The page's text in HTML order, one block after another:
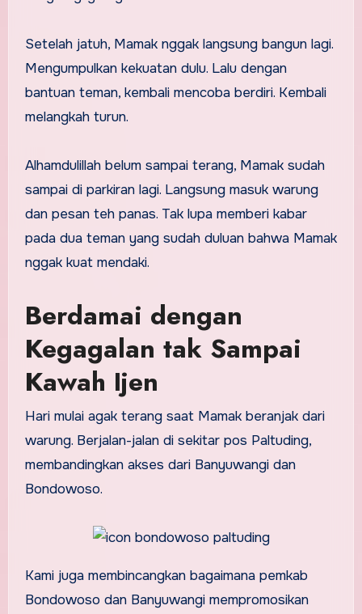
Setelah jatuh, Mamak nggak langsung bangun lagi.
Mengumpulkan kekuatan dulu. Lalu dengan
bantuan teman, kembali mencoba berdiri. Kembali
melangkah turun.
Alhamdulillah belum sampai terang, Mamak sudah
sampai di parkiran lagi. Langsung masuk warung
dan pesan teh panas. Tak lupa memberi kabar
pada dua teman yang sudah duluan bahwa Mamak
nggak kuat mendaki.
Berdamai dengan
Kegagalan tak Sampai
Kawah Ijen
Hari mulai agak terang saat Mamak beranjak dari
warung. Berjalan-jalan di sekitar pos Paltuding,
membandingkan akses dari Banyuwangi dan
Bondowoso.
Kami juga membincangkan bagaimana pemkab
Bondowoso dan Banyuwangi mempromosikan